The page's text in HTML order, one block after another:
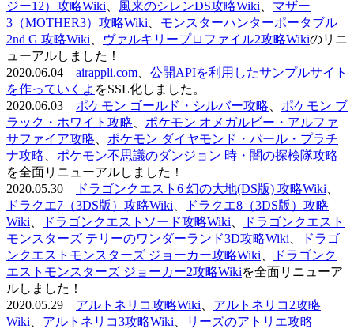
ジー12）攻略Wiki
風来のシレンDS攻略Wiki
マザー
3（MOTHER3）攻略Wiki
モンスターハンターポータブル
2nd G 攻略Wiki
ヴァルキリープロファイル2攻略Wikiのリニ
ューアルしました！
2020.06.04 airappli.com
公開APIを利用したサンプルサイト
を作っていくよ をSSL化しました。
2020.06.03 ポケモン ゴールド・シルバー攻略
ポケモン ブ
ラック・ホワイト攻略
ポケモン オメガルビー・アルファ
サファイア攻略
ポケモン ダイヤモンド・パール・プラチ
ナ攻略
ポケモン不思議のダンジョン 時・闇の探検隊攻略
を全面リニューアルしました！
2020.05.30
ドラゴンクエスト6 幻の大地(DS版) 攻略Wiki
ドラクエ7（3DS版）攻略Wiki
ドラクエ8（3DS版）攻略
Wiki
ドラゴンクエストソード攻略Wiki
ドラゴンクエスト
モンスターズ テリーのワンダーランド3D攻略Wiki
ドラゴ
ンクエストモンスターズ ジョーカー攻略Wiki
ドラゴンク
エストモンスターズ ジョーカー2攻略Wikiを全面リニューア
ルしました！
2020.05.29 アルトネリコ攻略Wiki
アルトネリコ2攻略
Wiki
アルトネリコ3攻略Wiki
リーズのアトリエ攻略